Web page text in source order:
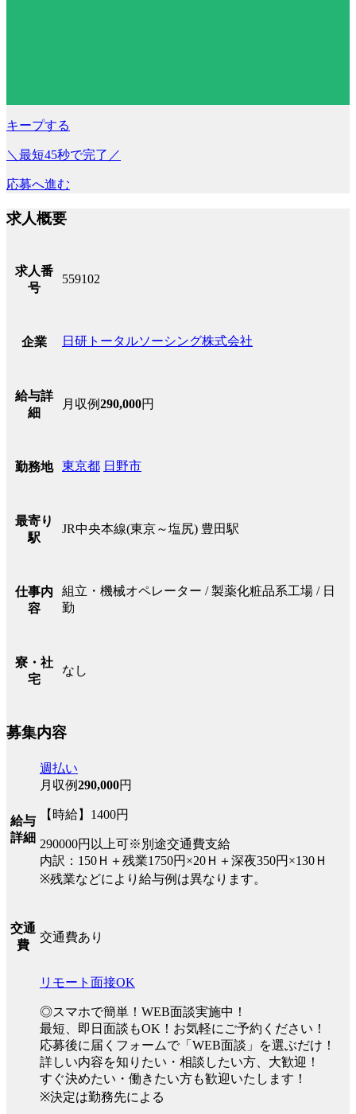
キープする
＼最短45秒で完了／
応募へ進む
求人概要
求人番
号
559102
企業 日研トータルソーシング株式会社
給与詳
細
月収例290,000円
勤務地 東京都 日野市
最寄り
駅
JR中央本線(東京～塩尻) 豊田駅
仕事内
容
組立・機械オペレーター / 製薬化粧品系工場 / 日
勤
寮・社
宅
なし
募集内容
給与
詳細
週払い
月収例290,000円
【時給】1400円
290000円以上可※別途交通費支給
内訳：150Ｈ＋残業1750円×20Ｈ＋深夜350円×130Ｈ
※残業などにより給与例は異なります。
交通
費
交通費あり
リモート面接OK
◎スマホで簡単！WEB面談実施中！
最短、即日面談もOK！お気軽にご予約ください！
応募後に届くフォームで「WEB面談」を選ぶだけ！
詳しい内容を知りたい・相談したい方、大歓迎！
すぐ決めたい・働きたい方も歓迎いたします！
※決定は勤務先による